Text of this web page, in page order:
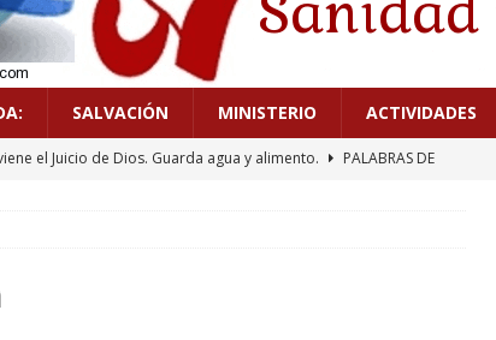
SALVACIÓN MINISTERIO ACTIVIDADES
el Juicio de Dios. Guarda agua y alimento.
PALABRAS DE
cristiano desde Tenerife